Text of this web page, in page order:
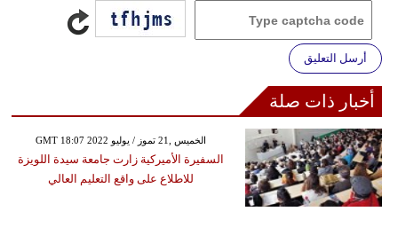
أرسل التعليق
أخبار ذات صلة
GMT 18:07 2022 الخميس ,21 تموز / يوليو
السفيرة الأميركية زارت جامعة سيدة اللويزة
للاطلاع على واقع التعليم العالي